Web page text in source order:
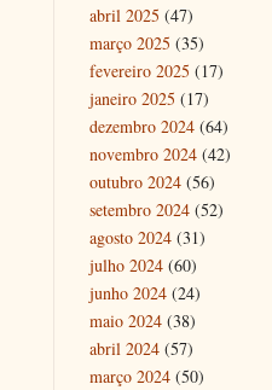
abril 2025 (47)
março 2025 (35)
fevereiro 2025 (17)
janeiro 2025 (17)
dezembro 2024 (64)
novembro 2024 (42)
outubro 2024 (56)
setembro 2024 (52)
agosto 2024 (31)
julho 2024 (60)
junho 2024 (24)
maio 2024 (38)
abril 2024 (57)
março 2024 (50)